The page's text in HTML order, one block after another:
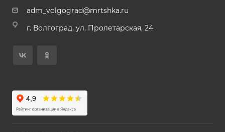
adm_volgograd@mrtshka.ru
г. Волгоград, ул. Пролетарская, 24